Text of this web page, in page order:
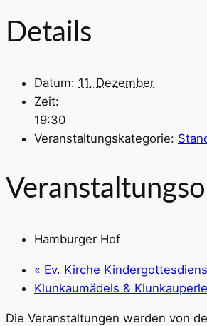
Details
Datum: 11. Dezember
Zeit:
19:30
Veranstaltungskategorie:
Hamburger Hof
« Ev. Kirche
Klunkaumädels &
Die Veranstaltungen werden von